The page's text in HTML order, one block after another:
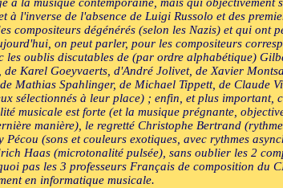
à la musique contemporaine, mais qui objectivement
l'inverse de l'absence de Luigi Russolo et des
compositeurs dégénérés (selon les Nazis) et qui ont
on peut parler, pour les compositeurs
oublis discutables de (par ordre alphabétique)
Karel Goeyvaerts, d'André Jolivet, de Xavier
Mathias Spahlinger, de Michael Tippett, de Claude
sélectionnés à leur place) ; enfin, et plus important,
musicale est forte (et la musique prégnante,
manière), le regretté Christophe Bertrand
(sons et couleurs exotiques, avec rythmes
Haas (microtonalité pulsée), sans oublier les 2
pas les 3 professeurs Français de composition du
en informatique musicale.